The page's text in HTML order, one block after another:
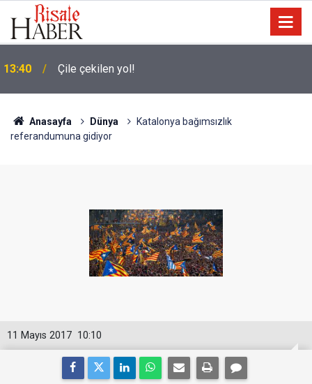
13:40 Çile çekilen yol!
Anasayfa Dünya
Katalonya bağımsızlık
referandumuna gidiyor
10:10
11 Mayıs 2017